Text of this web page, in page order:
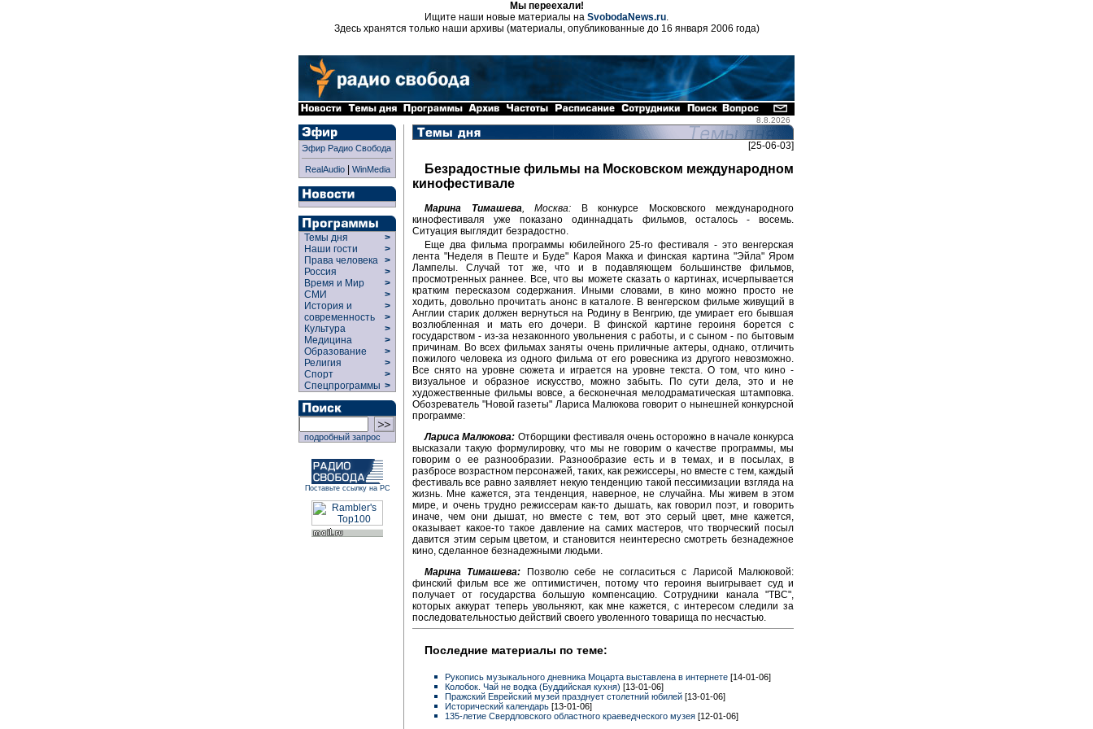
Мы переехали!
Ищите наши новые материалы на SvobodaNews.ru.
Здесь хранятся только наши архивы (материалы, опубликованные до 16 января 2006 года)
8.8.2026
Эфир Радио Свобода
RealAudio| WinMedia
Темы дня
>
Наши гости
>
Права человека >
Россия
>
Время и Мир
>
СМИ
>
История и
современность
>
>
Культура
>
Медицина
>
Образование
>
Религия
>
Спорт
>
Спецпрограммы >
подробный запрос
Поставьте ссылку на РС
[25-06-03]
Безрадостные фильмы на Московском международном
кинофестивале
Марина Тимашева , Москва: В конкурсе Московского международного
кинофестиваля уже показано одиннадцать фильмов, осталось - восемь.
Ситуация выглядит безрадостно.
Еще два фильма программы юбилейного 25-го фестиваля - это венгерская
лента "Неделя в Пеште и Буде" Кароя Макка и финская картина "Эйла" Яром
Лампелы. Случай тот же, что и в подавляющем большинстве фильмов,
просмотренных раннее. Все, что вы можете сказать о картинах, исчерпывается
кратким пересказом содержания. Иными словами, в кино можно просто не
ходить, довольно прочитать анонс в каталоге. В венгерском фильме живущий в
Англии старик должен вернуться на Родину в Венгрию, где умирает его бывшая
возлюбленная и мать его дочери. В финской картине героиня борется с
государством - из-за незаконного увольнения с работы, и с сыном - по бытовым
причинам. Во всех фильмах заняты очень приличные актеры, однако, отличить
пожилого человека из одного фильма от его ровесника из другого невозможно.
Все снято на уровне сюжета и играется на уровне текста. О том, что кино -
визуальное и образное искусство, можно забыть. По сути дела, это и не
художественные фильмы вовсе, а бесконечная мелодраматическая штамповка.
Обозреватель "Новой газеты" Лариса Малюкова говорит о нынешней конкурсной
программе:
Лариса Малюкова: Отборщики фестиваля очень осторожно в начале конкурса
высказали такую формулировку, что мы не говорим о качестве программы, мы
говорим о ее разнообразии. Разнообразие есть и в темах, и в посылах, в
разбросе возрастном персонажей, таких, как режиссеры, но вместе с тем, каждый
фестиваль все равно заявляет некую тенденцию такой пессимизации взгляда на
жизнь. Мне кажется, эта тенденция, наверное, не случайна. Мы живем в этом
мире, и очень трудно режиссерам как-то дышать, как говорил поэт, и говорить
иначе, чем они дышат, но вместе с тем, вот это серый цвет, мне кажется,
оказывает какое-то такое давление на самих мастеров, что творческий посыл
давится этим серым цветом, и становится неинтересно смотреть безнадежное
кино, сделанное безнадежными людьми.
Марина Тимашева: Позволю себе не согласиться с Ларисой Малюковой:
финский фильм все же оптимистичен, потому что героиня выигрывает суд и
получает от государства большую компенсацию. Сотрудники канала "ТВС",
которых аккурат теперь увольняют, как мне кажется, с интересом следили за
последовательностью действий своего уволенного товарища по несчастью.
Последние материалы по теме:
Рукопись музыкального дневника Моцарта выставлена в интернете [14-01-06]
Колобок. Чай не водка (Буддийская кухня) [13-01-06]
Пражский Еврейский музей празднует столетний юбилей [13-01-06]
Исторический календарь [13-01-06]
135-летие Свердловского областного краеведческого музея [12-01-06]